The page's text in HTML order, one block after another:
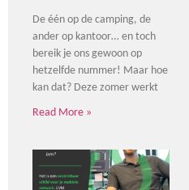
De één op de camping, de
ander op kantoor… en toch
bereik je ons gewoon op
hetzelfde nummer! Maar hoe
kan dat? Deze zomer werkt
Read More »